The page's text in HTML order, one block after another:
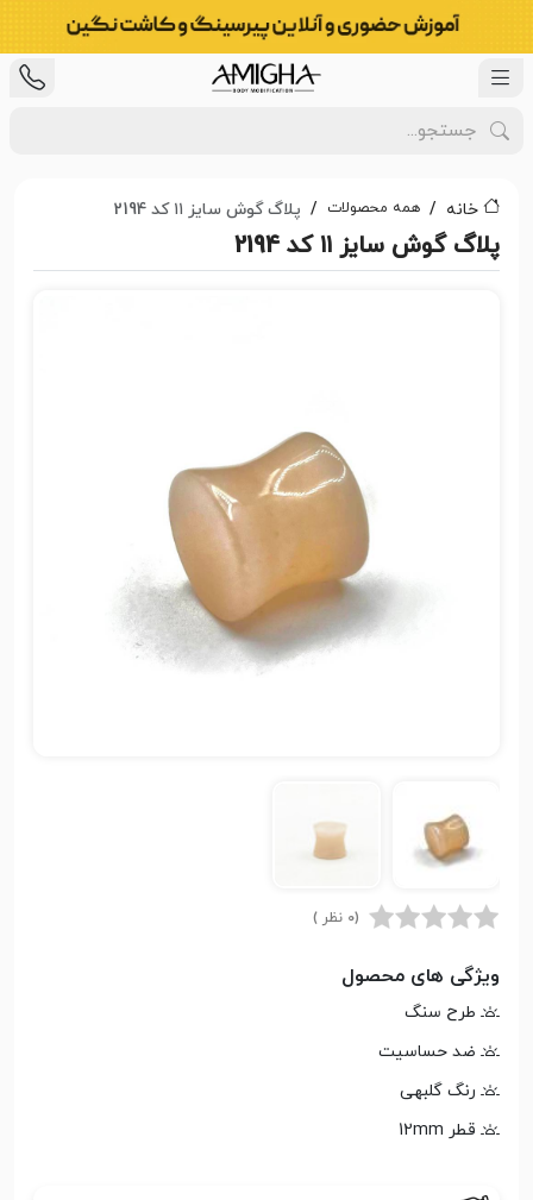
خانه همه محصولات پلاگ گوش سایز ۱۱ کد 2194
پلاگ گوش سایز ۱۱ کد 2194
(0 نظر )
ویژگی های محصول
طرح سنگ
ضد حساسیت
رنگ گلبهی
قطر 12mm